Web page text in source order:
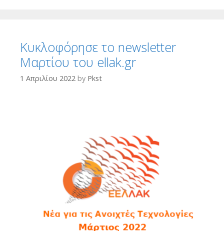
Κυκλοφόρησε το newsletter
Μαρτίου του ellak.gr
1 Απριλίου 2022 by Pkst